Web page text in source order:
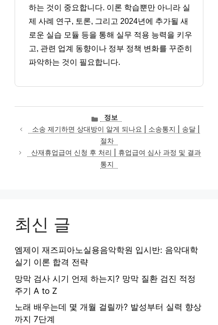
하는 것이 중요합니다. 이론 학습뿐만 아니라 실
제 사례 연구, 토론, 그리고 2024년에 추가될 새
로운 실습 모듈 등을 통해 실무 적용 능력을 키우
고, 관련 업계 동향이나 정부 정책 변화를 꾸준히
파악하는 것이 필요합니다.
카
테
고
리
정보
소송 제기하면 상대방이 알게 되나요 | 소송통지 | 송달 |
절차
산재휴업급여 신청 후 처리 | 휴업급여 심사 과정 및 결과
통지
최신 글
엠제이 재즈피아노실용음악학원 입시반: 음악대학
실기 이론 합격 전략
망막 검사 시기 언제 하는지? 망막 질환 검진 적정
주기 A to Z
노래 배우는데 몇 개월 걸릴까? 발성부터 실력 향상
까지 7단계